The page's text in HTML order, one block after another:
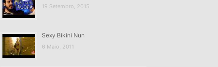
19 Setembro, 2015
Sexy Bikini Nun
6 Maio, 2011